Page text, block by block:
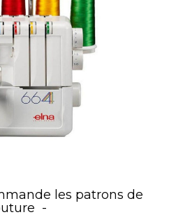
les patrons de